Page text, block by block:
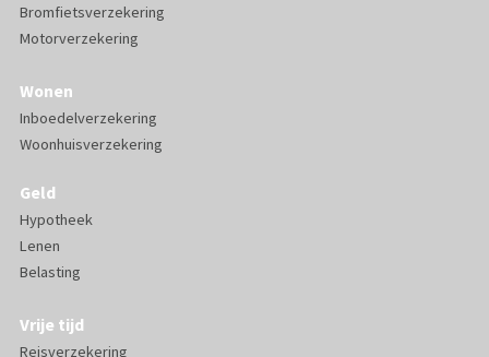
Bromfietsverzekering
Motorverzekering
Wonen
Inboedelverzekering
Woonhuisverzekering
Geld
Hypotheek
Lenen
Belasting
Vrije tijd
Reisverzekering